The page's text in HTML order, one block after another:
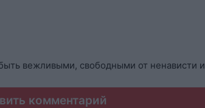
вежливыми, свободными от ненависти и
комментарий